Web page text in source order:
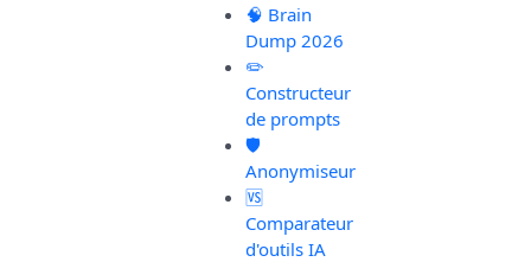
🧠 Brain
Dump 2026
✏️
Constructeur
de prompts
🛡️
Anonymiseur
🆚
Comparateur
d'outils IA